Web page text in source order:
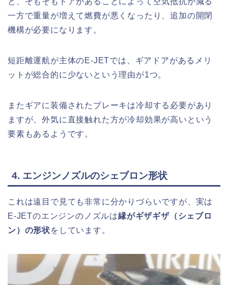
一方で重量が増えて燃費が悪くなったり、追加の開閉
機構が必要になります。
短距離運航が主体のE-JETでは、ギアドアがあるメリ
ットが総合的に少ないという理由が1つ。
またギアに装備されたブレーキは冷却する必要があり
ますが、外気に直接触れた方が冷却効果が高いという
要素もあるようです。
4. エンジンノズルのシェブロン形状
これは遠目で見ても非常に分かりづらいですが、実は
E-JETのエンジンのノズルは縁がギザギザ（シェブロ
ン）の形状をしています。